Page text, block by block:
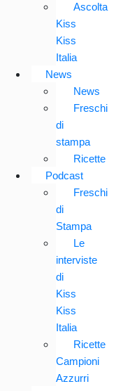
Ascolta
Kiss
Kiss
Italia
News
News
Freschi
di
stampa
Ricette
Podcast
Freschi
di
Stampa
Le
interviste
di
Kiss
Kiss
Italia
Ricette
Campioni
Azzurri